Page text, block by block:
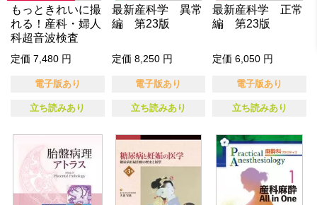
もっときれいに撮
れる！産科・婦人
科超音波検査
定価 7,480 円
電子版あり
立ち読みあり
最新産科学 異常
編 第23版
定価 8,250 円
電子版あり
立ち読みあり
最新産科学 正常
編 第23版
定価 6,050 円
電子版あり
立ち読みあり